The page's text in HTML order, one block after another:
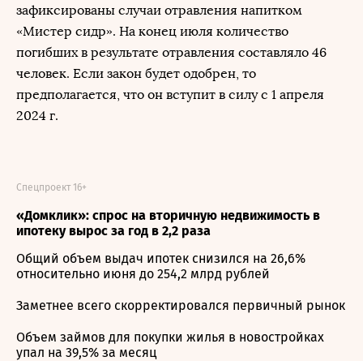
зафиксированы случаи отравления напитком
«Мистер сидр». На конец июля количество
погибших в результате отравления составляло 46
человек. Если закон будет одобрен, то
предполагается, что он вступит в силу с 1 апреля
2024 г.
«Домклик»: спрос на вторичную недвижимость в
ипотеку вырос за год в 2,2 раза
Спецпроект 16+
Общий объем выдач ипотек снизился на 26,6%
относительно июня до 254,2 млрд рублей
Заметнее всего скорректировался первичный рынок
Объем займов для покупки жилья в новостройках
упал на 39,5% за месяц